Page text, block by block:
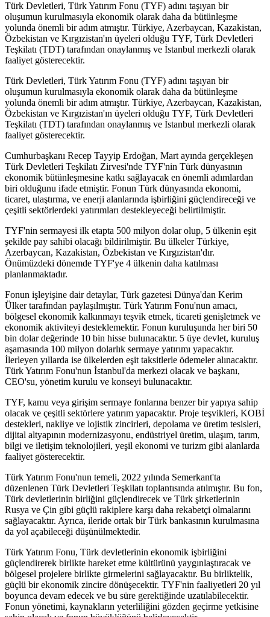
Türk Devletleri, Türk Yatırım Fonu (TYF) adını taşıyan bir
oluşumun kurulmasıyla ekonomik olarak daha da bütünleşme
yolunda önemli bir adım atmıştır. Türkiye, Azerbaycan, Kazakistan,
Özbekistan ve Kırgızistan'ın üyeleri olduğu TYF, Türk Devletleri
Teşkilatı (TDT) tarafından onaylanmış ve İstanbul merkezli olarak
faaliyet gösterecektir.
Türk Devletleri, Türk Yatırım Fonu (TYF) adını taşıyan bir
oluşumun kurulmasıyla ekonomik olarak daha da bütünleşme
yolunda önemli bir adım atmıştır. Türkiye, Azerbaycan, Kazakistan,
Özbekistan ve Kırgızistan'ın üyeleri olduğu TYF, Türk Devletleri
Teşkilatı (TDT) tarafından onaylanmış ve İstanbul merkezli olarak
faaliyet gösterecektir.
Cumhurbaşkanı Recep Tayyip Erdoğan, Mart ayında gerçekleşen
Türk Devletleri Teşkilatı Zirvesi'nde TYF'nin Türk dünyasının
ekonomik bütünleşmesine katkı sağlayacak en önemli adımlardan
biri olduğunu ifade etmiştir. Fonun Türk dünyasında ekonomi,
ticaret, ulaştırma, ve enerji alanlarında işbirliğini güçlendireceği ve
çeşitli sektörlerdeki yatırımları destekleyeceği belirtilmiştir.
TYF'nin sermayesi ilk etapta 500 milyon dolar olup, 5 ülkenin eşit
şekilde pay sahibi olacağı bildirilmiştir. Bu ülkeler Türkiye,
Azerbaycan, Kazakistan, Özbekistan ve Kırgızistan'dır.
Önümüzdeki dönemde TYF'ye 4 ülkenin daha katılması
planlanmaktadır.
Fonun işleyişine dair detaylar, Türk gazetesi Dünya'dan Kerim
Ülker tarafından paylaşılmıştır. Türk Yatırım Fonu'nun amacı,
bölgesel ekonomik kalkınmayı teşvik etmek, ticareti genişletmek ve
ekonomik aktiviteyi desteklemektir. Fonun kuruluşunda her biri 50
bin dolar değerinde 10 bin hisse bulunacaktır. 5 üye devlet, kuruluş
aşamasında 100 milyon dolarlık sermaye yatırımı yapacaktır.
İlerleyen yıllarda ise ülkelerden eşit taksitlerle ödemeler alınacaktır.
Türk Yatırım Fonu'nun İstanbul'da merkezi olacak ve başkanı,
CEO'su, yönetim kurulu ve konseyi bulunacaktır.
TYF, kamu veya girişim sermaye fonlarına benzer bir yapıya sahip
olacak ve çeşitli sektörlere yatırım yapacaktır. Proje teşvikleri, KOBİ
destekleri, nakliye ve lojistik zincirleri, depolama ve üretim tesisleri,
dijital altyapının modernizasyonu, endüstriyel üretim, ulaşım, tarım,
bilgi ve iletişim teknolojileri, yeşil ekonomi ve turizm gibi alanlarda
faaliyet gösterecektir.
Türk Yatırım Fonu'nun temeli, 2022 yılında Semerkant'ta
düzenlenen Türk Devletleri Teşkilatı toplantısında atılmıştır. Bu fon,
Türk devletlerinin birliğini güçlendirecek ve Türk şirketlerinin
Rusya ve Çin gibi güçlü rakiplere karşı daha rekabetçi olmalarını
sağlayacaktır. Ayrıca, ileride ortak bir Türk bankasının kurulmasına
da yol açabileceği düşünülmektedir.
Türk Yatırım Fonu, Türk devletlerinin ekonomik işbirliğini
güçlendirerek birlikte hareket etme kültürünü yaygınlaştıracak ve
bölgesel projelere birlikte girmelerini sağlayacaktır. Bu birliktelik,
güçlü bir ekonomik zincire dönüşecektir. TYF'nin faaliyetleri 20 yıl
boyunca devam edecek ve bu süre gerektiğinde uzatılabilecektir.
Fonun yönetimi, kaynakların yeterliliğini gözden geçirme yetkisine